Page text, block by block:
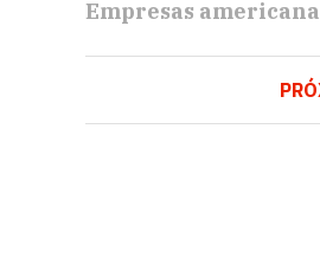
Empresas